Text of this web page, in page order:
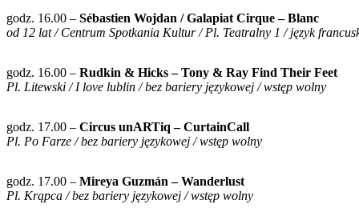
godz. 16.00 – Sébastien Wojdan / Galapiat Cirque – Blanc
od 12 lat / Centrum Spotkania Kultur / Pl. Teatralny 1 / język
godz. 16.00 – Rudkin & Hicks – Tony & Ray Find Their Feet
Pl. Litewski / I love lublin / bez bariery językowej / wstęp wolny
godz. 17.00 – Circus unARTiq – CurtainCall
Pl. Po Farze / bez bariery językowej / wstęp wolny
godz. 17.00 – Mireya Guzmán – Wanderlust
Pl. Krąpca / bez bariery językowej / wstęp wolny